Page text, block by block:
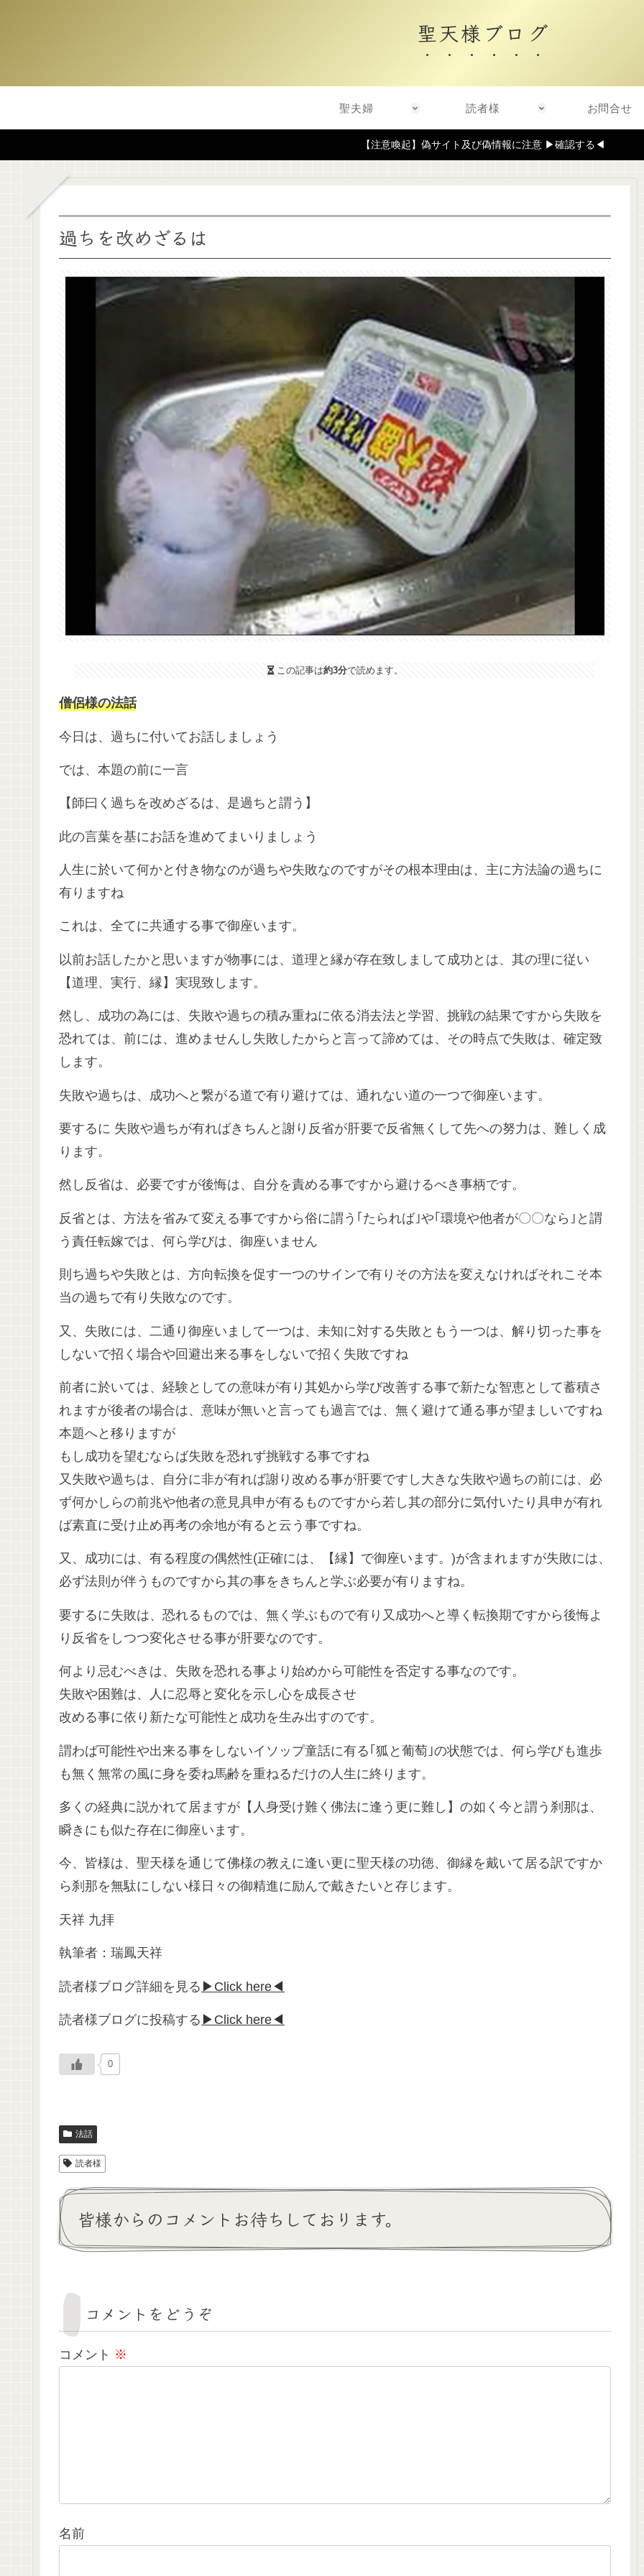
聖天様ブログ
聖夫婦 読者様 お問合せ
【注意喚起】偽サイト及び偽情報に注意 ▶確認する◀
過ちを改めざるは
この記事は約3分で読めます。
僧侶様の法話
今日は、過ちに付いてお話しましょう
では、本題の前に一言
【師曰く過ちを改めざるは、是過ちと謂う】
此の言葉を基にお話を進めてまいりましょう
人生に於いて何かと付き物なのが過ちや失敗なのですがその根本理由は、主に方法論の過ちに
有りますね
これは、全てに共通する事で御座います。
以前お話したかと思いますが物事には、道理と縁が存在致しまして成功とは、其の理に従い
【道理、実行、縁】実現致します。
然し、成功の為には、失敗や過ちの積み重ねに依る消去法と学習、挑戦の結果ですから失敗を
恐れては、前には、進めませんし失敗したからと言って諦めては、その時点で失敗は、確定致
します。
失敗や過ちは、成功へと繋がる道で有り避けては、通れない道の一つで御座います。
要するに 失敗や過ちが有ればきちんと謝り反省が肝要で反省無くして先への努力は、難しく成
ります。
然し反省は、必要ですが後悔は、自分を責める事ですから避けるべき事柄です。
反省とは、方法を省みて変える事ですから俗に謂う｢たられば｣や｢環境や他者が〇〇なら｣と謂
う責任転嫁では、何ら学びは、御座いません
則ち過ちや失敗とは、方向転換を促す一つのサインで有りその方法を変えなければそれこそ本
当の過ちで有り失敗なのです。
又、失敗には、二通り御座いまして一つは、未知に対する失敗ともう一つは、解り切った事を
しないで招く場合や回避出来る事をしないで招く失敗ですね
前者に於いては、経験としての意味が有り其処から学び改善する事で新たな智恵として蓄積さ
れますが後者の場合は、意味が無いと言っても過言では、無く避けて通る事が望ましいですね
本題へと移りますが
もし成功を望むならば失敗を恐れず挑戦する事ですね
又失敗や過ちは、自分に非が有れば謝り改める事が肝要ですし大きな失敗や過ちの前には、必
ず何かしらの前兆や他者の意見具申が有るものですから若し其の部分に気付いたり具申が有れ
ば素直に受け止め再考の余地が有ると云う事ですね。
又、成功には、有る程度の偶然性(正確には、【縁】で御座います。)が含まれますが失敗には、
必ず法則が伴うものですから其の事をきちんと学ぶ必要が有りますね。
要するに失敗は、恐れるものでは、無く学ぶもので有り又成功へと導く転換期ですから後悔よ
り反省をしつつ変化させる事が肝要なのです。
何より忌むべきは、失敗を恐れる事より始めから可能性を否定する事なのです。
失敗や困難は、人に忍辱と変化を示し心を成長させ
改める事に依り新たな可能性と成功を生み出すのです。
謂わば可能性や出来る事をしないイソップ童話に有る｢狐と葡萄｣の状態では、何ら学びも進歩
も無く無常の風に身を委ね馬齢を重ねるだけの人生に終ります。
多くの経典に説かれて居ますが【人身受け難く佛法に逢う更に難し】の如く今と謂う刹那は、
瞬きにも似た存在に御座います。
今、皆様は、聖天様を通じて佛様の教えに逢い更に聖天様の功徳、御縁を戴いて居る訳ですか
ら刹那を無駄にしない様日々の御精進に励んで戴きたいと存じます。
天祥 九拝
執筆者：瑞鳳天祥
読者様ブログ詳細を見る ▶Click here◀
読者様ブログに投稿する ▶Click here◀
0
法話
読者様
皆様からのコメントお待ちしております。
コメントをどうぞ
コメント ※
名前